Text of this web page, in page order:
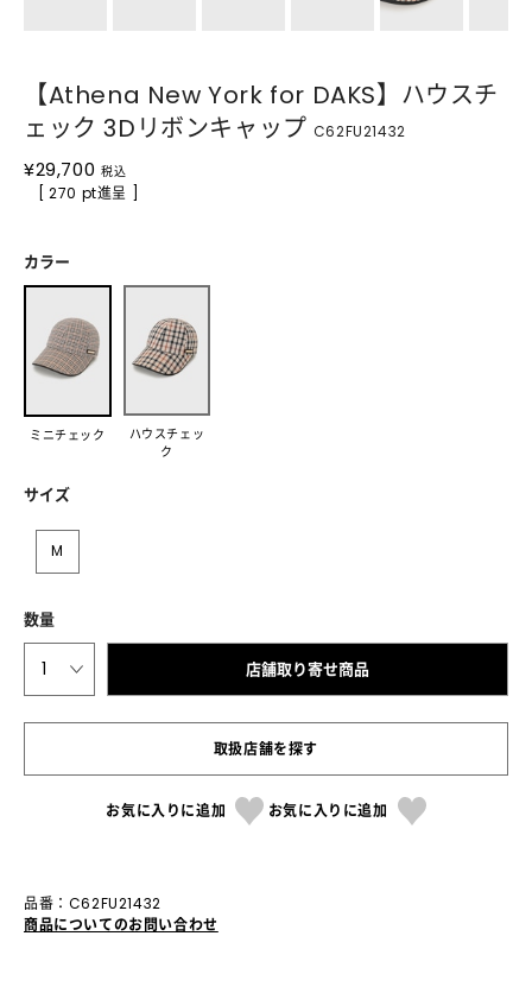
【Athena New York for DAKS】ハウスチ
ェック 3Dリボンキャップ C62FU21432
¥29,700 税込
[ 270 pt進呈 ]
カラー
ミニチェック
ハウスチェッ
ク
サイズ
M
数量
1 店舗取り寄せ商品
取扱店舗を探す
お気に入りに追加 お気に入りに追加
品番：C62FU21432
商品についてのお問い合わせ